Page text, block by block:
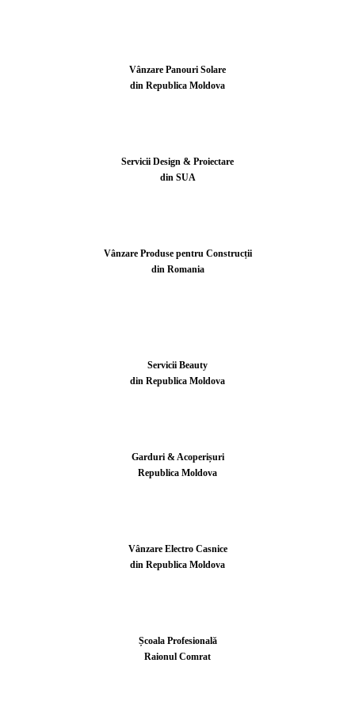
Vânzare Panouri Solare
din Republica Moldova
Servicii Design & Proiectare
din SUA
Vânzare Produse pentru Construcții
din Romania
Servicii Beauty
din Republica Moldova
Garduri & Acoperișuri
Republica Moldova
Vânzare Electro Casnice
din Republica Moldova
Școala Profesională
Raionul Comrat